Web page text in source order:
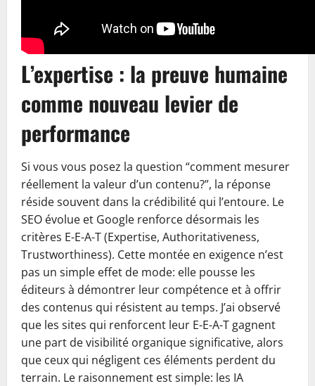
L’expertise : la preuve humaine
comme nouveau levier de
performance
Si vous vous posez la question “comment mesurer
réellement la valeur d’un contenu?”, la réponse
réside souvent dans la crédibilité qui l’entoure. Le
SEO évolue et Google renforce désormais les
critères E-E-A-T (Expertise, Authoritativeness,
Trustworthiness). Cette montée en exigence n’est
pas un simple effet de mode: elle pousse les
éditeurs à démontrer leur compétence et à offrir
des contenus qui résistent au temps. J’ai observé
que les sites qui renforcent leur E-E-A-T gagnent
une part de visibilité organique significative, alors
que ceux qui négligent ces éléments perdent du
terrain. Le raisonnement est simple: les IA